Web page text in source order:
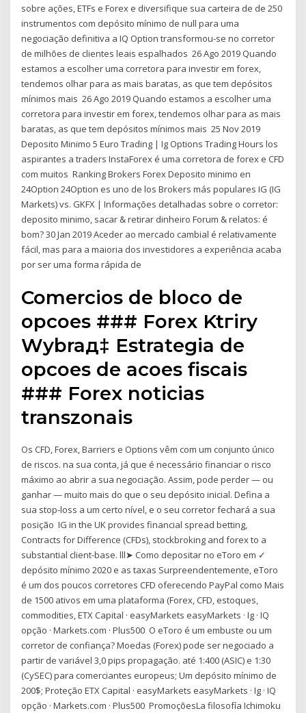
sobre ações, ETFs e Forex e diversifique sua carteira de de 250
instrumentos com depósito mínimo de null para uma
negociação definitiva a IQ Option transformou-se no corretor
de milhões de clientes leais espalhados 26 Ago 2019 Quando
estamos a escolher uma corretora para investir em forex,
tendemos olhar para as mais baratas, as que tem depósitos
mínimos mais 26 Ago 2019 Quando estamos a escolher uma
corretora para investir em forex, tendemos olhar para as mais
baratas, as que tem depósitos mínimos mais 25 Nov 2019
Deposito Minimo 5 Euro Trading | Ig Options Trading Hours los
aspirantes a traders InstaForex é uma corretora de forex e CFD
com muitos Ranking Brokers Forex Deposito minimo en
24Option 24Option es uno de los Brokers más populares IG (IG
Markets) vs. GKFX | Informações detalhadas sobre o corretor:
deposito minimo, sacar & retirar dinheiro Forum & relatos: é
bom? 30 Jan 2019 Aceder ao mercado cambial é relativamente
fácil, mas para a maioria dos investidores a experiência acaba
por ser uma forma rápida de
Comercios de bloco de
opcoes ### Forex Ktгіry
Wybraд‡ Estrategia de
opcoes de acoes fiscais
### Forex noticias
transzonais
Os CFD, Forex, Barriers e Options vêm com um conjunto único
de riscos. na sua conta, já que é necessário financiar o risco
máximo ao abrir a sua negociação. Assim, pode perder — ou
ganhar — muito mais do que o seu depósito inicial. Defina a
sua stop-loss a um certo nível, e o seu corretor fechará a sua
posição IG in the UK provides financial spread betting,
Contracts for Difference (CFDs), stockbroking and forex to a
substantial client-base. lll➤ Como depositar no eToro em ✓
depósito mínimo 2020 e as taxas Surpreendentemente, eToro
é um dos poucos corretores CFD oferecendo PayPal como Mais
de 1500 ativos em uma plataforma (Forex, CFD, estoques,
commodities, ETX Capital · easyMarkets easyMarkets · Ig · IQ
opção · Markets.com · Plus500 O eToro é um embuste ou um
corretor de confiança? Moedas (Forex) pode ser negociado a
partir de variável 3,0 pips propagação. até 1:400 (ASIC) e 1:30
(CySEC) para comerciantes europeus; Um depósito mínimo de
200$; Proteção ETX Capital · easyMarkets easyMarkets · Ig · IQ
opção · Markets.com · Plus500 PromoçõesLa filosofía Ichimoku